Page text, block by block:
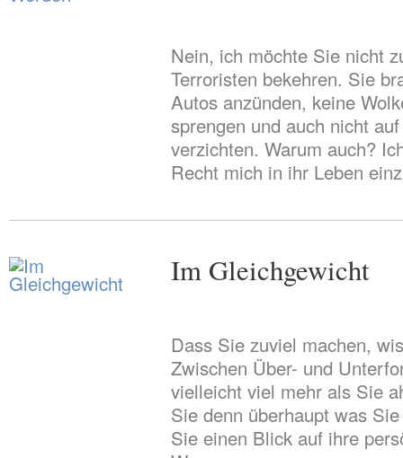
Nein, ich möchte Sie nicht
Terroristen bekehren. Sie
Autos anzünden, keine
sprengen und auch nicht
verzichten. Warum auch?
Recht mich in ihr Leben
Im Gleichgewicht
Dass Sie zuviel machen,
Zwischen Über- und
vielleicht viel mehr als Sie
Sie denn überhaupt was
Sie einen Blick auf ihre